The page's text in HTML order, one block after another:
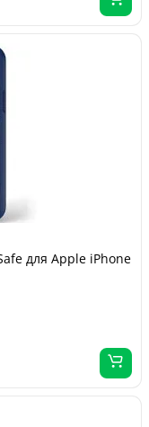
для Apple iPhone